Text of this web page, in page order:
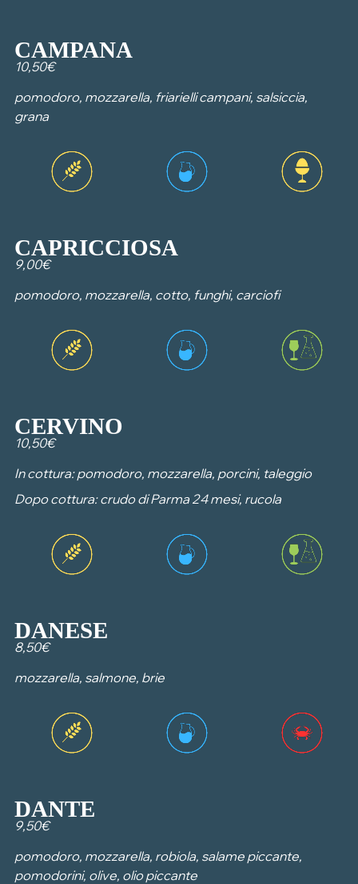
CAMPANA
10,50€
pomodoro, mozzarella, friarielli campani, salsiccia,
grana
CAPRICCIOSA
9,00€
pomodoro, mozzarella, cotto, funghi, carciofi
CERVINO
10,50€
In cottura: pomodoro, mozzarella, porcini, taleggio
Dopo cottura: crudo di Parma 24 mesi, rucola
DANESE
8,50€
mozzarella, salmone, brie
DANTE
9,50€
pomodoro, mozzarella, robiola, salame piccante,
pomodorini, olive, olio piccante